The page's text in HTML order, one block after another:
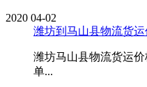
2020 04-02
潍坊到马山县物流货运
潍坊马山县物流货运
单...